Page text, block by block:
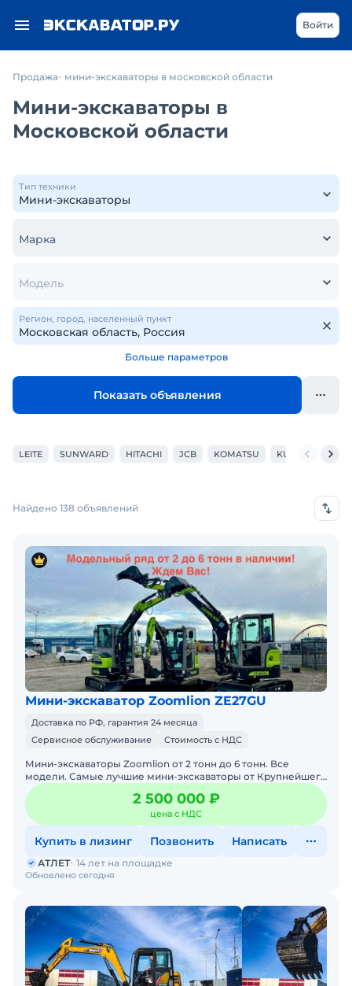
Войти
Продажа мини-экскаваторы в московской области
Мини-экскаваторы в
Московской области
Тип техники
Марка
Модель
Регион, город, населенный пункт
Больше параметров
Показать объявления
LEITE SUNWARD HITACHI JCB KOMATSU KUBOTA
Найдено 138 объявлений
Мини-экскаватор Zoomlion ZE27GU
Доставка по РФ, гарантия 24 месяца
Сервисное обслуживание
Стоимость с НДС
Мини-экскаваторы Zoomlion от 2 тонн до 6 тонн. Все
модели. Самые лучшие мини-экскаваторы от Крупнейшего
производителя ZOOMLION из Китая, в наличии со складов в
2 500 000 ₽
цена с НДС
Купить в лизинг Позвонить Написать
Обновлено сегодня
АТЛЕТ 14 лет на площадке